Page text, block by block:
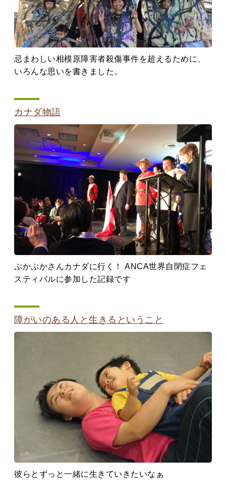
忌まわしい相模原障害者殺傷事件を超えるために、
いろんな思いを書きました。
カナダ物語
ぷかぷかさんカナダに行く！ ANCA世界自閉症フェ
スティバルに参加した記録です
障がいのある人と生きるということ
彼らとずっと一緒に生きていきたいなぁ